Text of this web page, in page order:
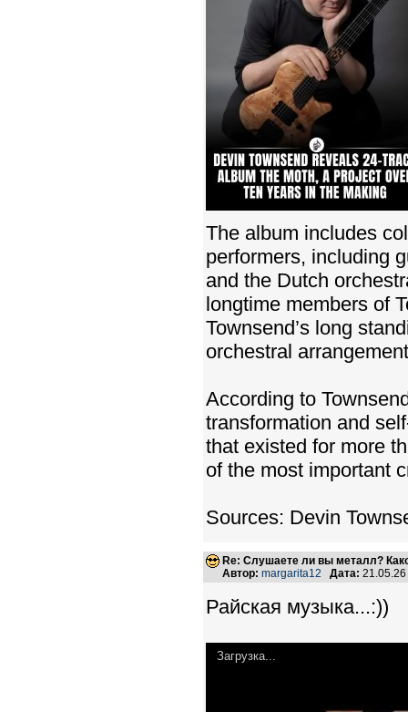
The album includes
performers, including
and the Dutch
longtime members of
Townsend’s long
orchestral
According to
transformation and
that existed for more
of the most important
Sources: Devin
Re: Слушаете ли вы металл?
Автор: margarita12 Дата:
Райская музыка...:))
Загрузка...